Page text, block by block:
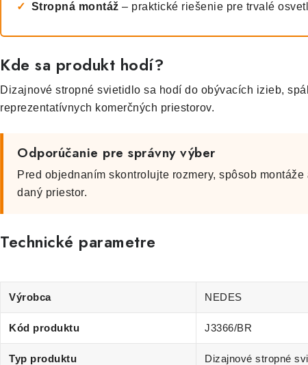
✓ Stropná montáž – praktické riešenie pre trvalé
Kde sa produkt hodí?
Dizajnové stropné svietidlo sa hodí do obývacích izieb,
reprezentatívnych komerčných priestorov.
Odporúčanie pre správny výber
Pred objednaním skontrolujte rozmery, spôsob
daný priestor.
Technické parametre
Výrobca NEDES
Kód produktu J3366/BR
Typ produktu Dizajnové stropné